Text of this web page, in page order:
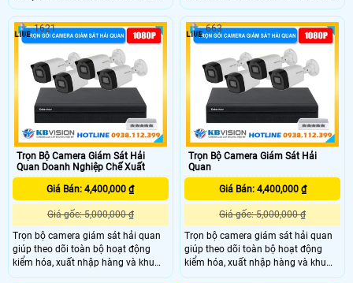
chuẩn nén H.265, tiết kiệm dung
lượng lưu trữ. Với ống kính cố định
góc nhìn 78°, đèn LED ánh sáng ấm
và hồng ngoại tầm xa 30m, thiết bị
đảm bảo quan sát ngày đêm. Tích
hợp các tính năng như phát hiện
người, xe, âm thanh bất thường,
cùng đàm thoại hai chiều.
quét linh hoạt, ghi hình ban đêm có
màu, phát hiện chuyển động thông
minh và cảnh báo chủ động, công
nghệ PoE giúp lắp đặt gọn gàng, ổn
Trọn Bộ Camera Giám Sát Hải
Quan Doanh Nghiệp Chế Xuất
Giá Bán: 4,400,000 ₫
Giá gốc: 5,000,000 ₫
Trọn bộ camera giám sát hải quan
giúp theo dõi toàn bộ hoạt động
kiểm hóa, xuất nhập hàng và khu
vực kho bãi một cách minh bạch.
1621
Trọn Bộ Camera Giám Sát Hải
Quan
Giá Bán: 4,400,000 ₫
Giá gốc: 5,000,000 ₫
Trọn bộ camera giám sát hải quan
giúp theo dõi toàn bộ hoạt động
kiểm hóa, xuất nhập hàng và khu
vực kho bãi một cách minh bạch.
663